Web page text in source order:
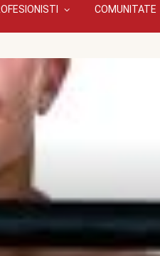
COMUNITATE